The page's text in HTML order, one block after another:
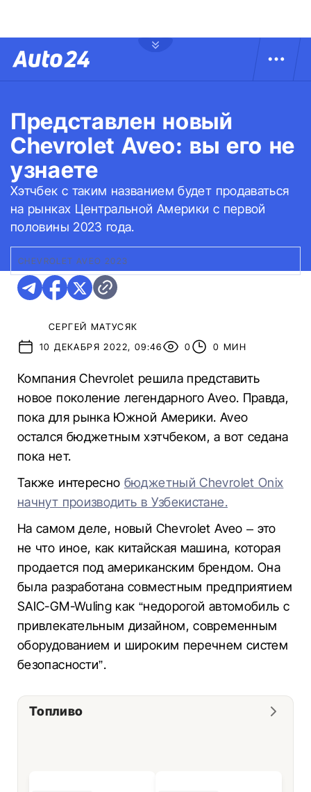
Представлен новый
Chevrolet Aveo: вы его не
узнаете
Хэтчбек с таким названием будет продаваться
на рынках Центральной Америки с первой
половины 2023 года.
CHEVROLET AVEO 2023
СЕРГЕЙ МАТУСЯК
10 ДЕКАБРЯ 2022, 09:46
0 0 МИН
Компания Chevrolet решила представить
новое поколение легендарного Aveo. Правда,
пока для рынка Южной Америки. Aveo
остался бюджетным хэтчбеком, а вот седана
пока нет.
Также интересно бюджетный Chevrolet Onix
начнут производить в Узбекистане.
На самом деле, новый Chevrolet Aveo – это
не что иное, как китайская машина, которая
продается под американским брендом. Она
была разработана совместным предприятием
SAIC-GM-Wuling как “недорогой автомобиль с
привлекательным дизайном, современным
оборудованием и широким перечнем систем
безопасности”.
Топливо